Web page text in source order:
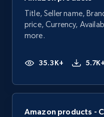
Title, Seller name,
price, Currency,
more.
35.3K+ 5.7K+
Amazon products -